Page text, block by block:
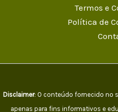
Termos e
Política de
Disclaimer: O conteúdo fornecido no
apenas para fins informativos e